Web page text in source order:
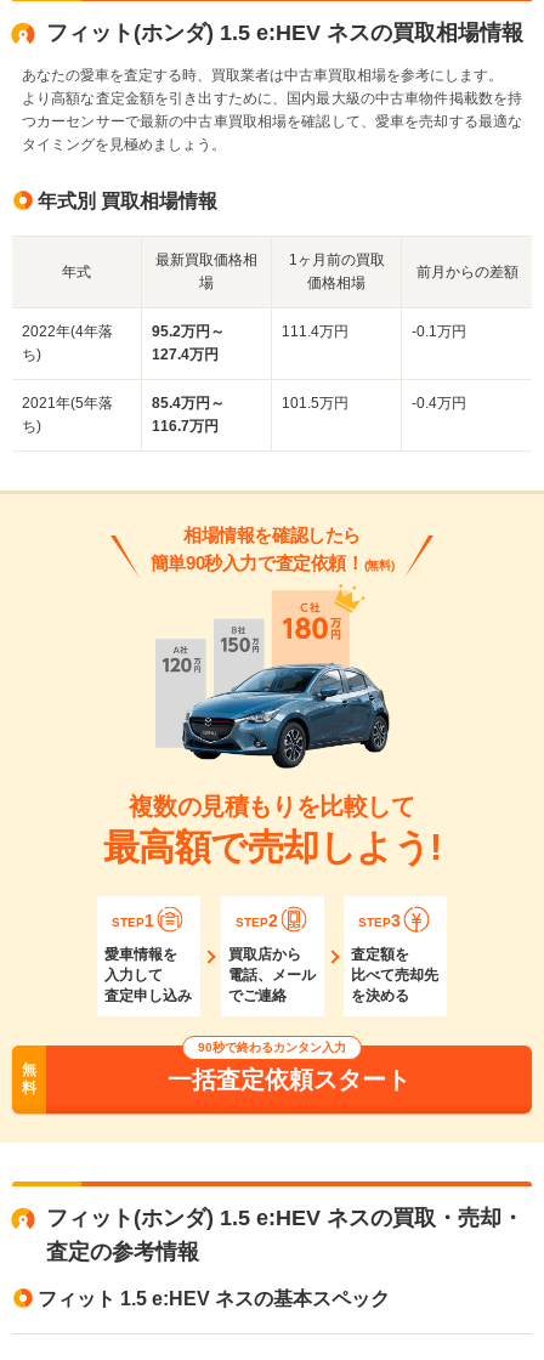
フィット(ホンダ) 1.5 e:HEV ネスの買取相場情報
あなたの愛車を査定する時、買取業者は中古車買取相場を参考にします。
より高額な査定金額を引き出すために、国内最大級の中古車物件掲載数を持
つカーセンサーで最新の中古車買取相場を確認して、愛車を売却する最適な
タイミングを見極めましょう。
年式別 買取相場情報
年式
最新買取価格相
場
1ヶ月前の買取
価格相場
前月からの差額
2022年(4年落
ち)
95.2万円～
127.4万円
111.4万円 -0.1万円
2021年(5年落
ち)
85.4万円～
116.7万円
101.5万円 -0.4万円
相場情報を確認したら
簡単90秒入力で査定依頼！ (無料)
複数の見積もりを比較して
最高額で売却しよう!
STEP1
愛車情報を
入力して
査定申し込み
STEP2
買取店から
電話、メール
でご連絡
STEP3
査定額を
比べて売却先
を決める
無
料
90秒で終わるカンタン入力
一括査定依頼スタート
フィット(ホンダ) 1.5 e:HEV ネスの買取・売却・
査定の参考情報
フィット 1.5 e:HEV ネスの基本スペック